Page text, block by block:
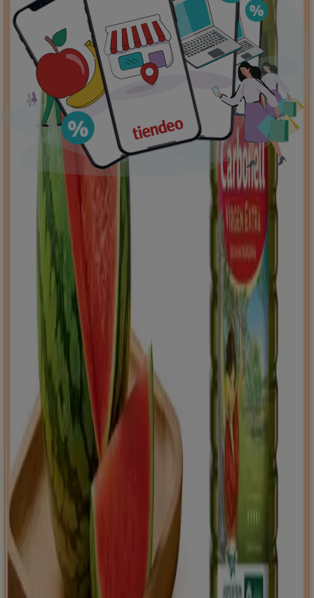
Ofertas destacadas
supermercadosjardín y bricolaje Freidora de airepatinete
eléctrico
viajesaceite de olivacomida
asiática
aguacates bomba de agua
Tiendeo en tu ciudad
Madrid Barcelona Valencia Sevilla
Zaragoza
Palma de Mallorca Alicante
Murcia
Las Palmas de Gran Canaria
Valladolid
Coruña
Vigo
Granada
Ver más ciudades
Descargar la APP
Tiendeo international
España Italia United Kingdom México
Brasil
Colombia
Argentina France
United States
Nederland
Deutschland Perú
Portugal
Australia
Türkiye Polska Norge
Österreich
Sverige
Ecuador Singapore South Africa
Canada
Danmark
Suomi
Belgique
Schweiz
United Arab Emirates România
Maroc
Ceská republika
Slovenská republika
Magyarország
България
Publicidad